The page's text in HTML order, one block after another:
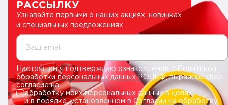
РАССЫЛКУ
Узнавайте первыми о наших акциях, новинках
и специальных предложениях
Ваш email
Настоящим я подтверждаю ознакомление сПолитикой
обработки персональных данных РОЛЬФ, выражаю свое
согласие на:
обработку моих персональных данных в целях
и в порядке, установленном в Согласии на обработку